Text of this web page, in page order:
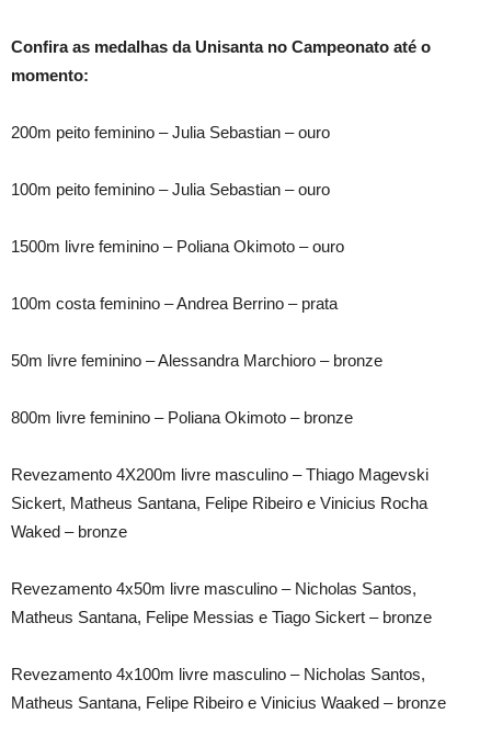
Confira as medalhas da Unisanta no Campeonato até o
momento:
200m peito feminino – Julia Sebastian – ouro
100m peito feminino – Julia Sebastian – ouro
1500m livre feminino – Poliana Okimoto – ouro
100m costa feminino – Andrea Berrino – prata
50m livre feminino – Alessandra Marchioro – bronze
800m livre feminino – Poliana Okimoto – bronze
Revezamento 4X200m livre masculino – Thiago Magevski
Sickert, Matheus Santana, Felipe Ribeiro e Vinicius Rocha
Waked – bronze
Revezamento 4x50m livre masculino – Nicholas Santos,
Matheus Santana, Felipe Messias e Tiago Sickert – bronze
Revezamento 4x100m livre masculino – Nicholas Santos,
Matheus Santana, Felipe Ribeiro e Vinicius Waaked – bronze